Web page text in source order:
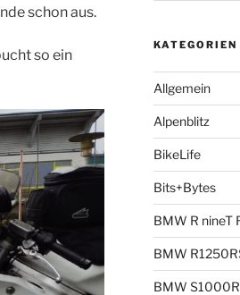
schon aus.
so ein
KATEGORIEN
Allgemein
Alpenblitz
BikeLife
Bits+Bytes
BMW R nineT
BMW
BMW S1000R